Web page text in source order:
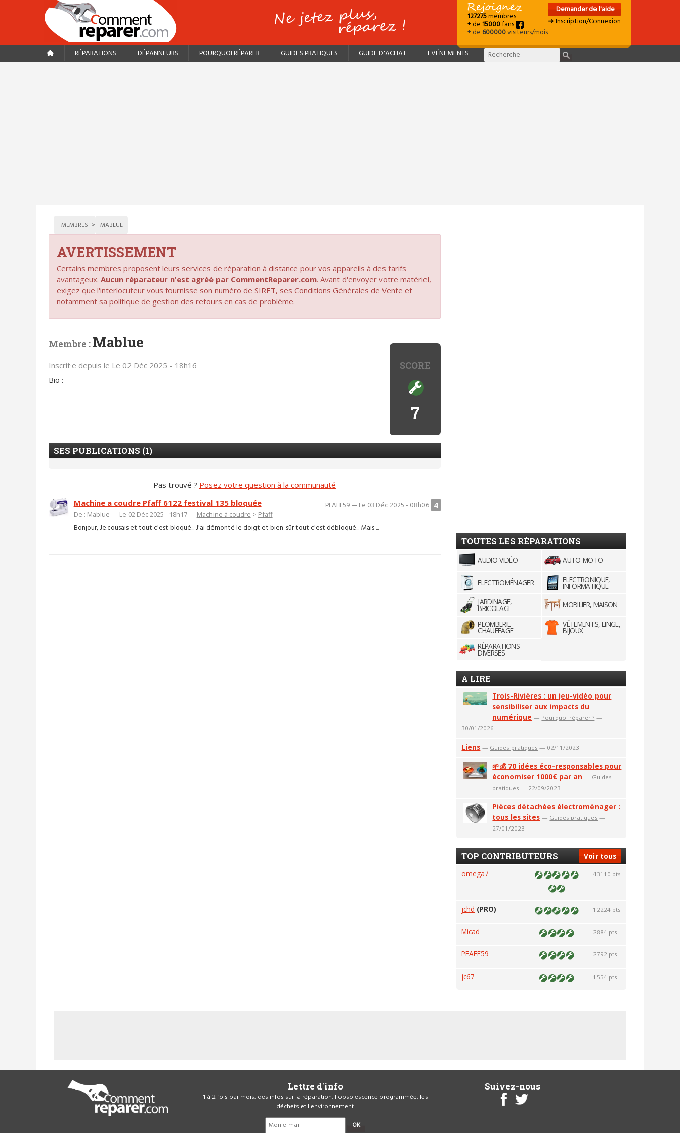
127275membres
+ de15000fans
+ de600000visiteurs/mois
Demander de l'aide
➜ Inscription/Connexion
RÉPARATIONS DÉPANNEURS POURQUOI RÉPARER GUIDES PRATIQUES GUIDE D'ACHAT EVÉNEMENTS
MEMBRES MABLUE
AVERTISSEMENT
Certains membres proposent leurs services de réparation à distance pour vos appareils à des tarifs
avantageux. Aucun réparateur n'est agréé par CommentReparer.com. Avant d'envoyer votre matériel,
exigez que l'interlocuteur vous fournisse son numéro de SIRET, ses Conditions Générales de Vente et
notamment sa politique de gestion des retours en cas de problème.
SCORE
7
Membre : Mablue
Inscrit·e depuis le Le 02 Déc 2025 - 18h16
Bio :
SES PUBLICATIONS (1)
Pas trouvé ? Posez votre question à la communauté
4
PFAFF59 — Le 03 Déc 2025 - 08h06
Machine a coudre Pfaff 6122 festival 135 bloquée
De : Mablue — Le 02 Déc 2025 - 18h17 — Machine à coudre > Pfaff
Bonjour, Je.cousais et tout c'est bloqué... J'ai démonté le doigt et bien-sûr tout c'est débloqué... Mais ...
TOUTES LES RÉPARATIONS
AUDIO-VIDÉO AUTO-MOTO
ELECTROMÉNAGER ELECTRONIQUE,
INFORMATIQUE
JARDINAGE,
BRICOLAGE
MOBILIER, MAISON
PLOMBERIE-
CHAUFFAGE
VÊTEMENTS, LINGE,
BIJOUX
RÉPARATIONS
DIVERSES
A LIRE
Trois-Rivières : un jeu-vidéo pour
sensibiliser aux impacts du
numérique — Pourquoi réparer ? —
30/01/2026
Liens — Guides pratiques — 02/11/2023
🌱💰 70 idées éco-responsables pour
économiser 1000€ par an — Guides
pratiques — 22/09/2023
Pièces détachées électroménager :
tous les sites — Guides pratiques —
27/01/2023
Voir tous
TOP CONTRIBUTEURS
omega7 43110 pts
jchd (PRO) 12224 pts
Micad 2884 pts
PFAFF59 2792 pts
jc67 1554 pts
Lettre d'info
1 à 2 fois par mois, des infos sur la réparation, l'obsolescence programmée, les
déchets et l'environnement.
OK
Suivez-nous